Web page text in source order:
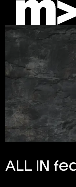
ALL IN